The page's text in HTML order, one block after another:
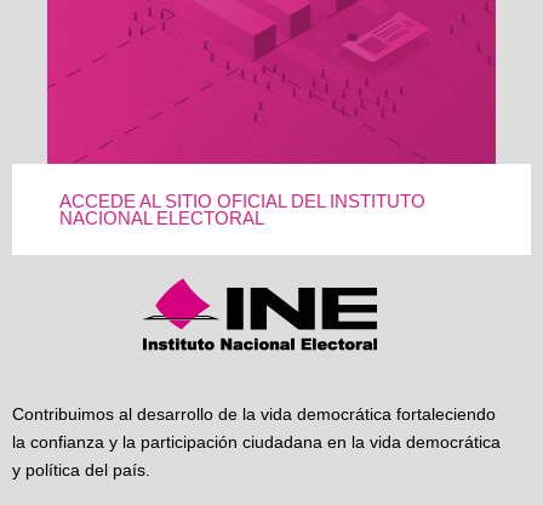
ACCEDE AL SITIO OFICIAL DEL INSTITUTO
NACIONAL ELECTORAL
Contribuimos al desarrollo de la vida democrática fortaleciendo
la confianza y la participación ciudadana en la vida democrática
y política del país.